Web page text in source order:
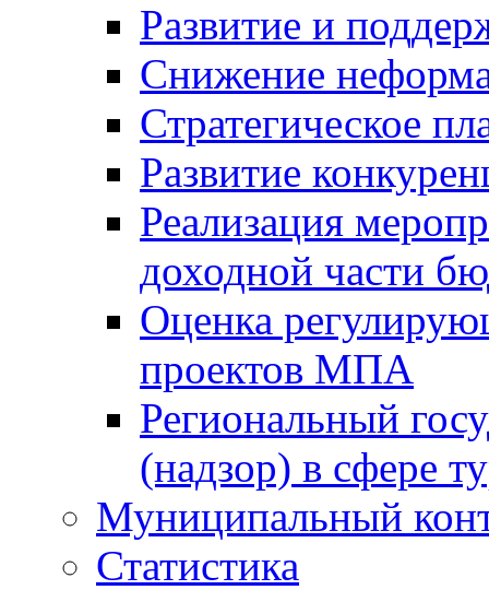
Развитие и
Снижение
Стратегическое
Развитие
Реализация
доходной части
Оценка
проектов МПА
Региональный
(надзор) в сфере
Муниципальный
Статистика